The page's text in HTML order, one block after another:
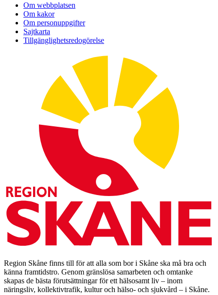
Om webbplatsen
Om kakor
Om personuppgifter
Sajtkarta
Tillgänglighetsredogörelse
Region Skåne finns till för att alla som bor i Skåne ska må bra och
känna framtidstro. Genom gränslösa samarbeten och omtanke
skapas de bästa förutsättningar för ett hälsosamt liv – inom
näringsliv, kollektivtrafik, kultur och hälso- och sjukvård – i Skåne.